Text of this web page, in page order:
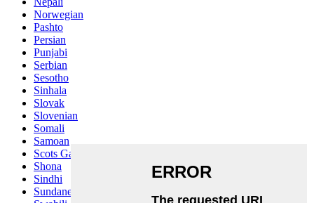
Norwegian
Pashto
Persian
Punjabi
Serbian
Sesotho
Sinhala
Slovak
Slovenian
Somali
Samoan
Scots Gaelic
Shona
Sindhi
Sundanese